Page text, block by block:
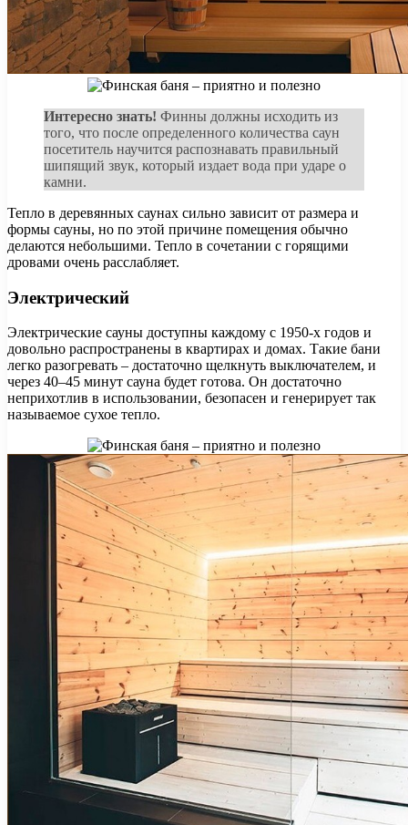
Интересно знать! Финны должны исходить из
того, что после определенного количества саун
посетитель научится распознавать правильный
шипящий звук, который издает вода при ударе о
камни.
Тепло в деревянных саунах сильно зависит от размера и
формы сауны, но по этой причине помещения обычно
делаются небольшими. Тепло в сочетании с горящими
дровами очень расслабляет.
Электрический
Электрические сауны доступны каждому с 1950-х годов и
довольно распространены в квартирах и домах. Такие бани
легко разогревать – достаточно щелкнуть выключателем, и
через 40–45 минут сауна будет готова. Он достаточно
неприхотлив в использовании, безопасен и генерирует так
называемое сухое тепло.